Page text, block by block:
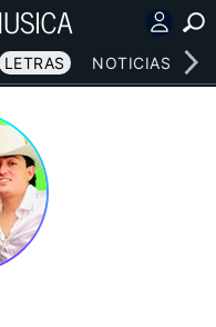
LETRAS NOTICIAS